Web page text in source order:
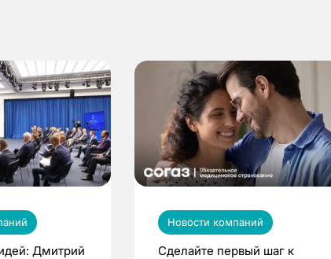
Дмитрий
Новости компаний
Сделайте первый шаг к